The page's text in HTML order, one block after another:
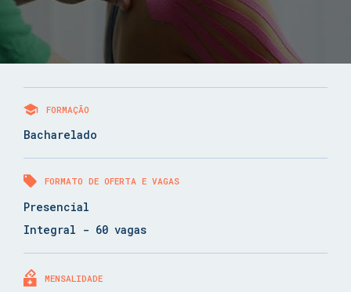
FORMAÇÃO
Bacharelado
FORMATO DE OFERTA E VAGAS
Presencial
Integral - 60 vagas
MENSALIDADE